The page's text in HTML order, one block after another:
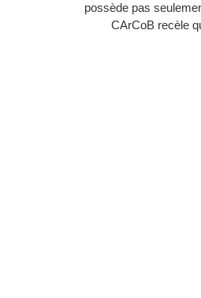
possède pas
CArCoB recèle